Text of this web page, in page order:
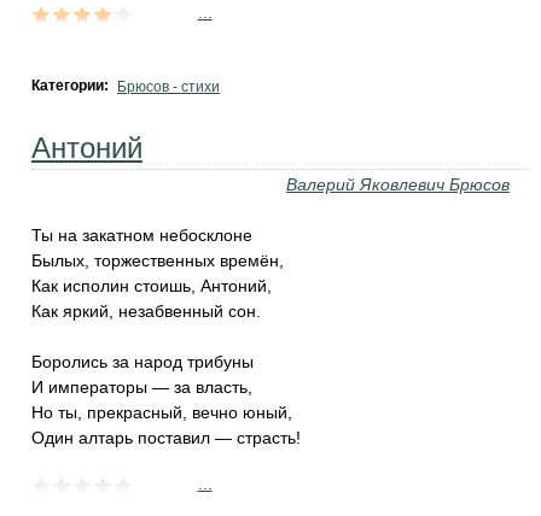
Категории: Брюсов - стихи
Антоний
Валерий Яковлевич Брюсов
Ты на закатном небосклоне
Былых, торжественных времён,
Как исполин стоишь, Антоний,
Как яркий, незабвенный сон.
Боролись за народ трибуны
И императоры — за власть,
Но ты, прекрасный, вечно юный,
Один алтарь поставил — страсть!